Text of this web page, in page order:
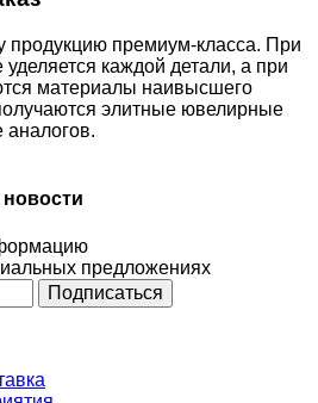
премиум-класса. При
каждой детали, а при
материалы наивысшего
элитные ювелирные
предложениях